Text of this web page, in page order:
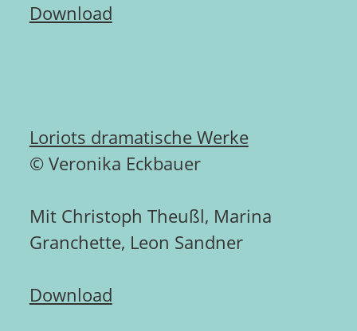
Download
Loriots dramatische Werke
© Veronika Eckbauer
Mit Christoph Theußl, Marina
Granchette, Leon Sandner
Download